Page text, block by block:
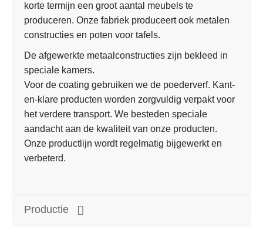
korte termijn een groot aantal meubels te
produceren. Onze fabriek produceert ook metalen
constructies en poten voor tafels.
De afgewerkte metaalconstructies zijn bekleed in
speciale kamers.
Voor de coating gebruiken we de poederverf. Kant-
en-klare producten worden zorgvuldig verpakt voor
het verdere transport. We besteden speciale
aandacht aan de kwaliteit van onze producten.
Onze productlijn wordt regelmatig bijgewerkt en
verbeterd.
Productie